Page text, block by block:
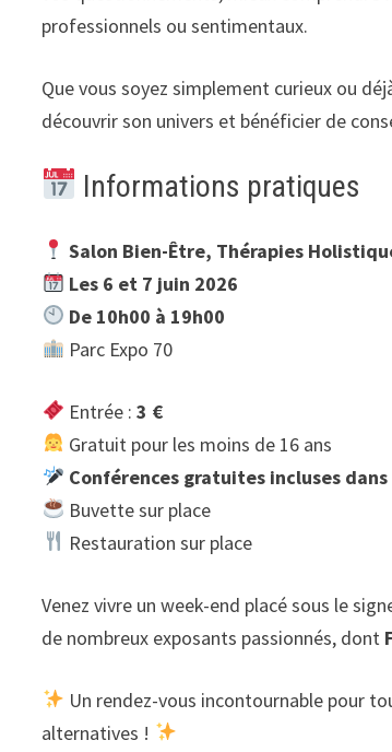
professionnels ou sentimentaux.
Que vous soyez simplement curieux ou
découvrir son univers et bénéficier de
Informations pratiques
Salon Bien-Être, Thérapies
Les 6 et 7 juin 2026
De 10h00 à 19h00
Parc Expo 70
Entrée : 3 €
Gratuit pour les moins de 16 ans
Conférences gratuites incluses
Buvette sur place
Restauration sur place
Venez vivre un week-end placé sous le
de nombreux exposants passionnés, dont
Un rendez-vous incontournable pour
alternatives !